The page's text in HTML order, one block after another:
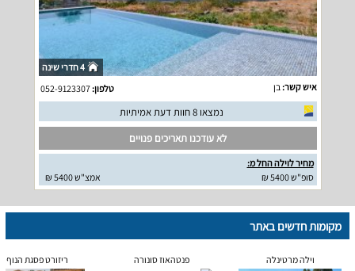
4 חדרי שינה
איש קשר: בן טלפון:052-9123307
נמצאו 8 חוות דעת אמיתיות
לא עודכנו תאריכים פנויים
מחיר לוילה החל מ:
סופ"ש 5400 ₪
אמצ"ש 5400 ₪
מקומות חדשים באתר
וילה מרטינלה פנטהאוז סונורה ריזורט פסגת הנוף